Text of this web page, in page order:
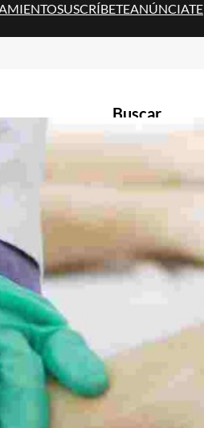
SUSCRÍBETEANÚNCIATE
Buscar
Publicidad